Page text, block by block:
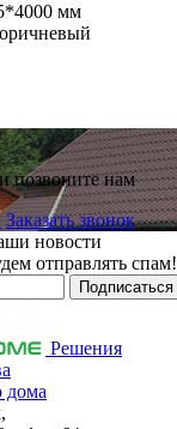
мм
позвоните нам
Заказать звонок
новости
отправлять спам!
Решения
дома